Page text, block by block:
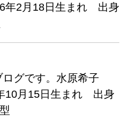
年2月18日生まれ 出身
グです。水原希子
10月15日生まれ 出身